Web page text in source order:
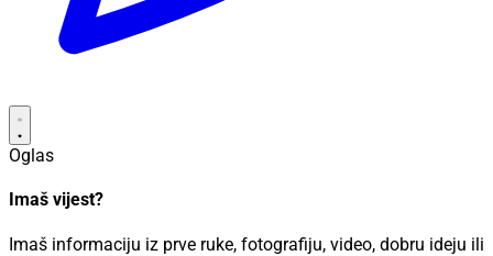
Oglas
Imaš vijest?
Imaš informaciju iz prve ruke, fotografiju, video, dobru ideju ili